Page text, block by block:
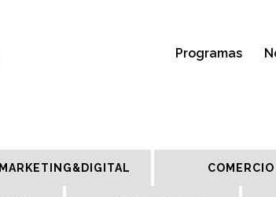
Programas
MARKETING&DIGITAL COMERCIO